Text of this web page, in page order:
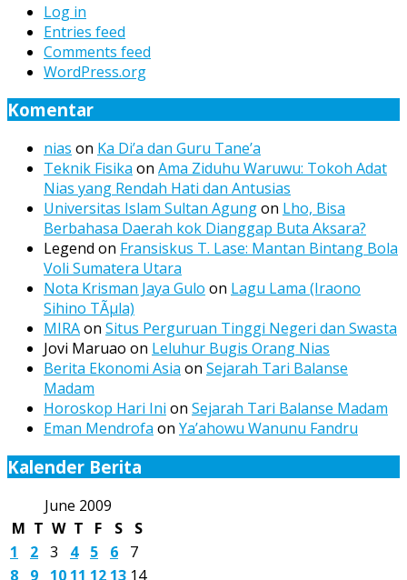
Log in
Entries feed
Comments feed
WordPress.org
Komentar
nias on Ka Di’a dan Guru Tane’a
Teknik Fisika on Ama Ziduhu Waruwu: Tokoh Adat
Nias yang Rendah Hati dan Antusias
Universitas Islam Sultan Agungon Lho, Bisa
Berbahasa Daerah kok Dianggap Buta Aksara?
Legend on Fransiskus T. Lase: Mantan Bintang Bola
Voli Sumatera Utara
Nota Krisman Jaya Gulo on Lagu Lama (Iraono
Sihino TÃµla)
MIRAon Situs Perguruan Tinggi Negeri dan Swasta
Jovi Maruao on Leluhur Bugis Orang Nias
Berita Ekonomi Asia on Sejarah Tari Balanse
Madam
Horoskop Hari Ini on Sejarah Tari Balanse Madam
Eman Mendrofa on Ya’ahowu Wanunu Fandru
Kalender Berita
June 2009
M T W T F S
S
1
2 3 4 5 6
7
8
9 10 11 12 13 14